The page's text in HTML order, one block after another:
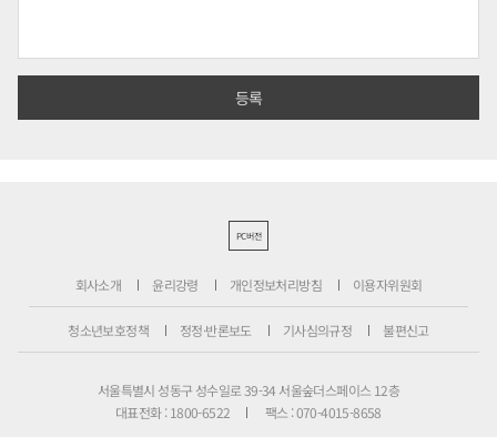
PC버전
회사소개 윤리강령 개인정보처리방침 이용자위원회
청소년보호정책 정정·반론보도 기사심의규정 불편신고
서울특별시 성동구 성수일로 39-34 서울숲더스페이스 12층
대표전화 : 1800-6522
팩스 : 070-4015-8658